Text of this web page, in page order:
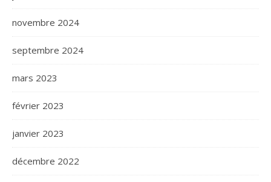
novembre 2024
septembre 2024
mars 2023
février 2023
janvier 2023
décembre 2022